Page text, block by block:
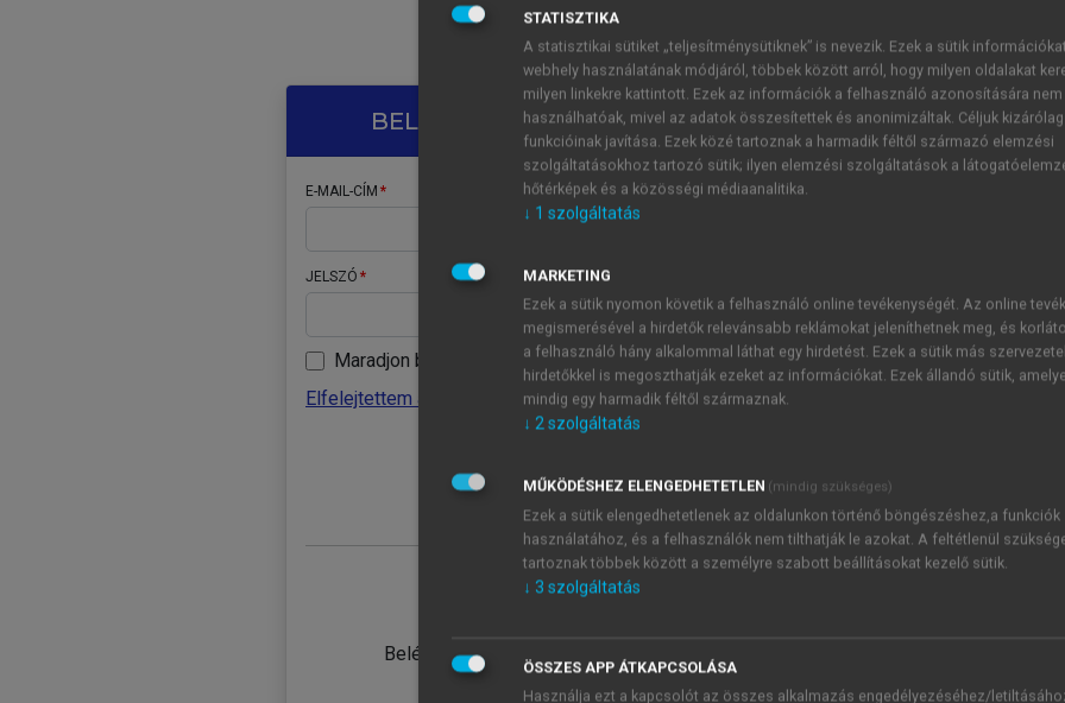
A regisztráció után a
BELÉPÉS SAJÁT FIÓKKAL
E-MAIL-CÍM
JELSZÓ
Maradjon belépve
Elfelejtettem a jelszavamat
Belépés intézményi azonosítóval
ÚJ FIÓK
1 óra
JELSZÓ
Kérek értesítést a MeRSZ
Kérek értesítést az
STATISZTIKA
A statisztikai sütiket „teljesítménysütiknek” is nevezik. Ezek a sütik
webhely használatának módjáról, többek között arról, hogy milyen oldalakat
milyen linkekre kattintott. Ezek az információk a felhasználó azonosítására nem
használhatóak, mivel az adatok összesítettek és anonimizáltak. Céljuk
funkcióinak javítása. Ezek közé tartoznak a harmadik féltől származó elemzési
szolgáltatásokhoz tartozó sütik; ilyen elemzési szolgáltatások a
hőtérképek és a közösségi médiaanalitika.
↓ 1 szolgáltatás
MARKETING
Ezek a sütik nyomon követik a felhasználó online tevékenységét. Az online
megismerésével a hirdetők relevánsabb reklámokat jeleníthetnek meg, és
a felhasználó hány alkalommal láthat egy hirdetést. Ezek a sütik más
hirdetőkkel is megoszthatják ezeket az információkat. Ezek állandó sütik,
mindig egy harmadik féltől származnak.
↓ 2szolgáltatás
MŰKÖDÉSHEZ ELENGEDHETETLEN (mindig szükséges)
Ezek a sütik elengedhetetlenek az oldalunkon történő böngészéshez,a funkciók
használatához, és a felhasználók nem tilthatják le azokat. A feltétlenül
tartoznak többek között a személyre szabott beállításokat kezelő sütik.
↓ 3 szolgáltatás
ÖSSZES APP ÁTKAPCSOLÁSA
Használja ezt a kapcsolót az összes alkalmazás engedélyezéséhez/